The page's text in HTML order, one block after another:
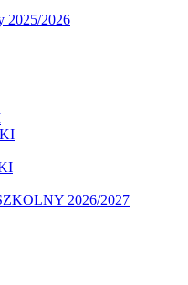
2025/2026
2026/2027